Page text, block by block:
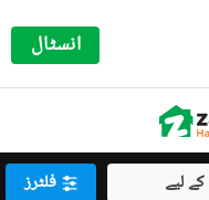
انسٹال
لیے فلٹرز